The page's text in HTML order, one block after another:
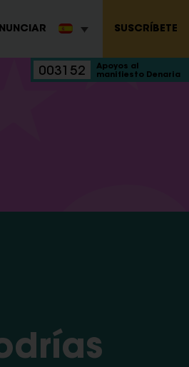
SUSCRÍBETE
003152
Apoyos al
manifiesto Denaria